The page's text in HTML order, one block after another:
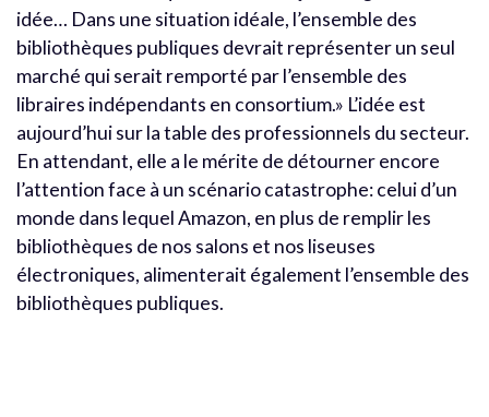
idée… Dans une situation idéale, l’ensemble des
bibliothèques publiques devrait représenter un seul
marché qui serait remporté par l’ensemble des
libraires indépendants en consortium.» L’idée est
aujourd’hui sur la table des professionnels du secteur.
En attendant, elle a le mérite de détourner encore
l’attention face à un scénario catastrophe: celui d’un
monde dans lequel Amazon, en plus de remplir les
bibliothèques de nos salons et nos liseuses
électroniques, alimenterait également l’ensemble des
bibliothèques publiques.